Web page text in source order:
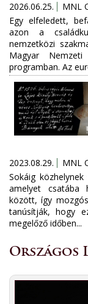
2026.06.25. MNL
Egy elfeledett,
azon a
nemzetközi
Magyar
programban. Az
2023.08.29. MNL
Sokáig
amelyet csatába
között, így
tanúsítják, hogy
megelőző időben...
Országos